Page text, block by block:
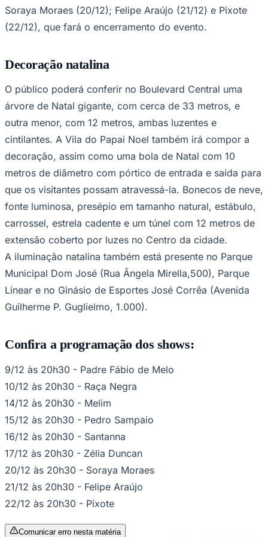
Palmeiras
Soraya Moraes (20/12); Felipe Araújo (21/12) e Pixote
(22/12), que fará o encerramento do evento.
Decoração natalina
O público poderá conferir no Boulevard Central uma
árvore de Natal gigante, com cerca de 33 metros, e
outra menor, com 12 metros, ambas luzentes e
cintilantes. A Vila do Papai Noel também irá compor a
decoração, assim como uma bola de Natal com 10
metros de diâmetro com pórtico de entrada e saída para
que os visitantes possam atravessá-la. Bonecos de neve,
fonte luminosa, presépio em tamanho natural, estábulo,
carrossel, estrela cadente e um túnel com 12 metros de
extensão coberto por luzes no Centro da cidade.
A iluminação natalina também está presente no Parque
Municipal Dom José (Rua Ângela Mirella,500), Parque
Linear e no Ginásio de Esportes José Corrêa (Avenida
Guilherme P. Guglielmo, 1.000).
Confira a programação dos shows:
9/12 às 20h30 - Padre Fábio de Melo
10/12 às 20h30 - Raça Negra
14/12 às 20h30 - Melim
15/12 às 20h30 - Pedro Sampaio
16/12 às 20h30 - Santanna
17/12 às 20h30 - Zélia Duncan
20/12 às 20h30 - Soraya Moraes
21/12 às 20h30 - Felipe Araújo
22/12 às 20h30 - Pixote
Comunicar erro nesta matéria